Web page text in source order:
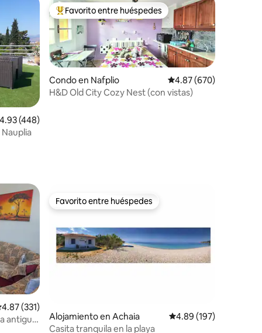
promedio: 4.93 de 5, 448 reseñas
4.93 (448)
Favorito entre huéspedes preferido
Favorito entre huéspedes
Condo en Nafplio Calificación promedio:
4.87 (670)
H&D Old City Cozy Nest (con vistas)
promedio: 4.87 de 5, 331 reseñas
4.87 (331)
antigua
Favorito entre huéspedes
Favorito entre huéspedes
Alojamiento en Achaia Calificación promedio:
4.89 (197)
Casita tranquila en la playa